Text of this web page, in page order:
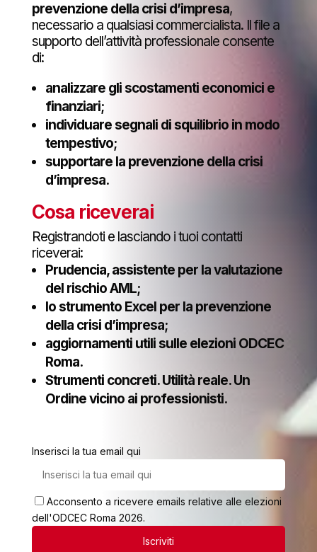
prevenzione della crisi d’impresa,
necessario a qualsiasi commercialista. Il file a
supporto dell’attività professionale consente
di:
analizzare gli scostamenti economici e
finanziari;
individuare segnali di squilibrio in modo
tempestivo;
supportare la prevenzione della crisi
d’impresa.
Cosa riceverai
Registrandoti e lasciando i tuoi contatti
riceverai:
Prudencia, assistente per la valutazione
del rischio AML;
lo strumento Excel per la prevenzione
della crisi d’impresa;
aggiornamenti utili sulle elezioni ODCEC
Roma.
Strumenti concreti. Utilità reale. Un
Ordine vicino ai professionisti.
Inserisci la tua email qui
Acconsento a ricevere emails relative alle elezioni
dell'ODCEC Roma 2026.